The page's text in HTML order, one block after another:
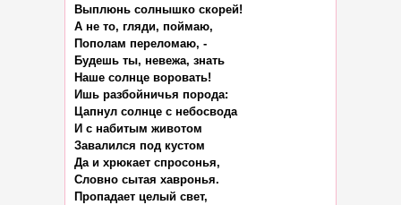
Выплюнь солнышко скорей!
А не то, гляди, поймаю,
Пополам переломаю, -
Будешь ты, невежа, знать
Наше солнце воровать!
Ишь разбойничья порода:
Цапнул солнце с небосвода
И с набитым животом
Завалился под кустом
Да и хрюкает спросонья,
Словно сытая хавронья.
Пропадает целый свет,